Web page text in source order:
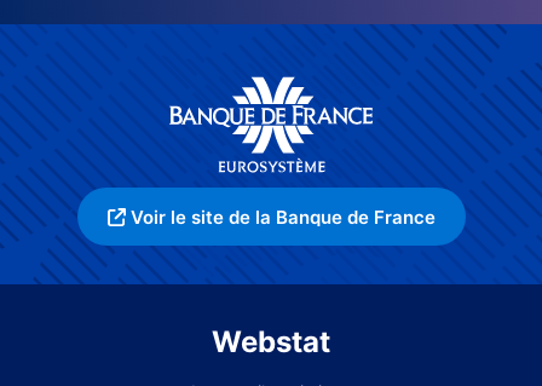
Voir le site de la Banque de France
Webstat